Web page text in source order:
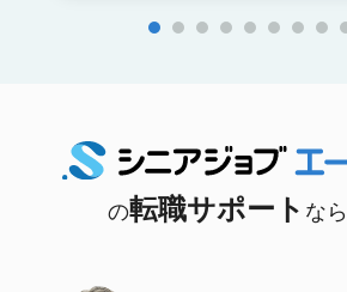
の転職サポート な